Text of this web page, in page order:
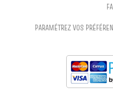
PARAMÉTREZ VOS